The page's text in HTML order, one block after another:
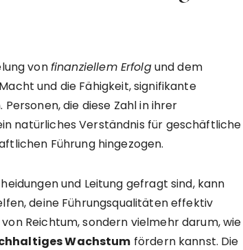
vonfinanziellem Erfolgund dem
und die Fähigkeit, signifikante
die diese Zahl in ihrer
natürliches Verständnis für geschäftliche
Führung hingezogen.
und Leitung gefragt sind, kann
deine Führungsqualitäten effektiv
Reichtum, sondern vielmehr darum, wie
Wachstum fördern kannst. Die